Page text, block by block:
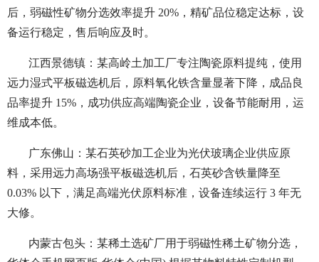
后，弱磁性矿物分选效率提升 20%，精矿品位稳定达标，设
备运行稳定，售后响应及时。
江西景德镇：某高岭土加工厂专注陶瓷原料提纯，使用
远力湿式平板磁选机后，原料氧化铁含量显著下降，成品良
品率提升 15%，成功供应高端陶瓷企业，设备节能耐用，运
维成本低。
广东佛山：某石英砂加工企业为光伏玻璃企业供应原
料，采用远力高场强平板磁选机后，石英砂含铁量降至
0.03% 以下，满足高端光伏原料标准，设备连续运行 3 年无
大修。
内蒙古包头：某稀土选矿厂用于弱磁性稀土矿物分选，